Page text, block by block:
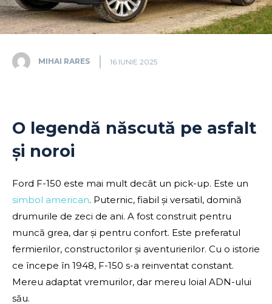
MIHAI RARES 16 IUNIE 2025
O legendă născută pe asfalt
și noroi
Ford F-150 este mai mult decât un pick-up. Este un
simbol american. Puternic, fiabil și versatil, domină
drumurile de zeci de ani. A fost construit pentru
muncă grea, dar și pentru confort. Este preferatul
fermierilor, constructorilor și aventurierilor. Cu o istorie
ce începe în 1948, F-150 s-a reinventat constant.
Mereu adaptat vremurilor, dar mereu loial ADN-ului
său.